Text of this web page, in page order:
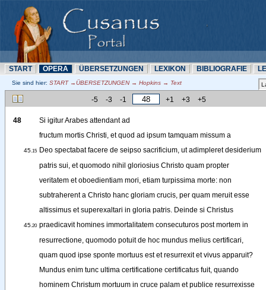
START OPERA ÜBERSETZUNN LEXIKON BIBLIOGRAFIE
Sie sind hier: START →ÜBERSETZUNN → Hopkins → Text
-5 -3 -1 +1 +3 +5
48 Si igiturArabes attendant ad
fructum mortis Christi, et quod ad ipsum tamquam missum a
45.15 Deo spectabat facere de seipso sacrificium, ut adimpleret desiderium
patris sui, et quomodo nihil gloriosius Christo quam propter
veritatem et oboedientiam mori, etiam turpissima morte: non
subtraherent a Christo hanc gloriam crucis, per quam meruit esse
altissimus et superexaltari in gloria patris. Deinde si Christus
45.20 praedicavit homines immortalitatem consecuturos post mortem in
resurrectione, quomodo potuit de hoc mundus melius certificari,
quam quod ipse sponte mortuus est et resurrexit et vivus apparuit?
Mundus enim tunc ultima certificatione certificatus fuit, quando
hominem Christum mortuum in cruce palam et publice resurrexisse